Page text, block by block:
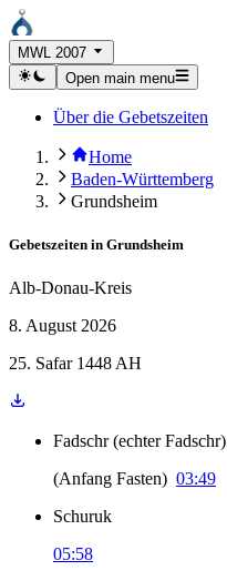
MWL 2007
Open main menu
Über die Gebetszeiten
Home
Baden-Württemberg
Grundsheim
Gebetszeiten in Grundsheim
Alb-Donau-Kreis
8. August 2026
25. Safar 1448 AH
Fadschr (echter Fadschr)
(Anfang Fasten) 03:49
Schuruk
05:58